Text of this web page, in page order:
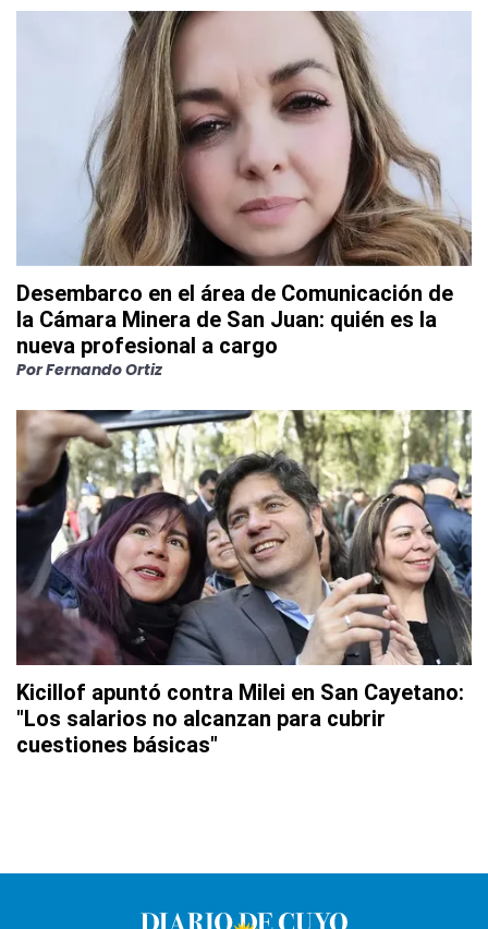
Desembarco en el área de Comunicación de
la Cámara Minera de San Juan: quién es la
nueva profesional a cargo
PorFernando Ortiz
Kicillof apuntó contra Milei en San Cayetano:
"Los salarios no alcanzan para cubrir
cuestiones básicas"